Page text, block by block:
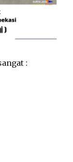
: